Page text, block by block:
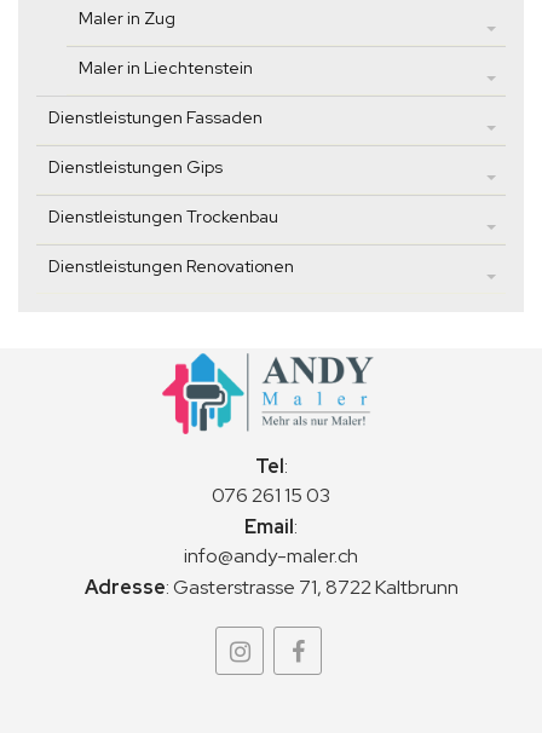
Maler in Zug
Maler in Liechtenstein
Dienstleistungen Fassaden
Dienstleistungen Gips
Dienstleistungen Trockenbau
Dienstleistungen Renovationen
Tel:
076 261 15 03
Email:
info@andy-maler.ch
Adresse:Gasterstrasse 71, 8722 Kaltbrunn